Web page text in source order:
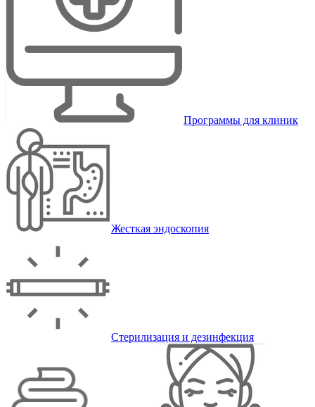
Программы для клиник
Жесткая эндоскопия
Стерилизация и дезинфекция